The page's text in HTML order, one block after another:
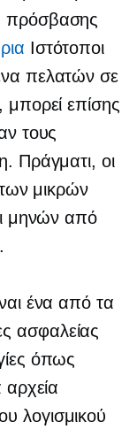
πρόσβασης
Ιστότοποι
πελατών σε
επίσης
τους
Πράγματι, οι
των μικρών
μηνών από
ένα από τα
ασφαλείας
όπως
αρχεία
λογισμικού